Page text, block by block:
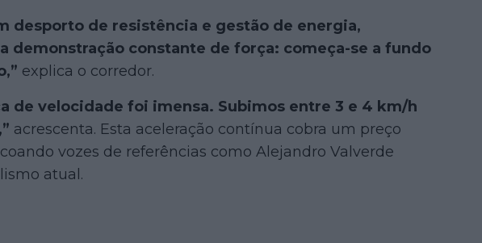
desporto de resistência e gestão de energia,
demonstração constante de força: começa-se a fundo
explica o corredor.
de velocidade foi imensa. Subimos entre 3 e 4 km/h
acrescenta. Esta aceleração contínua cobra um preço
vozes de referências como Alejandro Valverde
atual.